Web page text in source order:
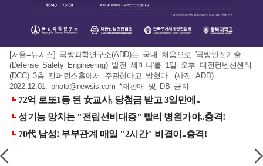
[서울=뉴시스] 국방과학연구소(ADD)는 국내 처음으로 '국방안전기술
(Defense Safety Engineering) 발전 세미나'를 1일 오후 대전컨벤션센터
(DCC) 3층 컨퍼런스홀에서 주관한다고 밝혔다. (사진=ADD)
2022.12.01.photo@newsis.com *재판매 및 DB 금지